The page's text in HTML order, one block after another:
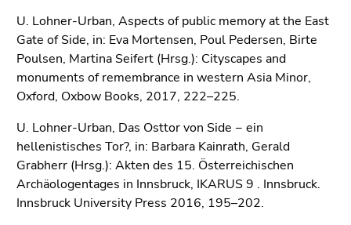
U. Lohner-Urban, Aspects of public memory at the East
Gate of Side, in: Eva Mortensen, Poul Pedersen, Birte
Poulsen, Martina Seifert (Hrsg.): Cityscapes and
monuments of remembrance in western Asia Minor,
Oxford, Oxbow Books, 2017, 222–225.
U. Lohner-Urban, Das Osttor von Side − ein
hellenistisches Tor?, in: Barbara Kainrath, Gerald
Grabherr (Hrsg.): Akten des 15. Österreichischen
Archäologentages in Innsbruck, IKARUS 9 . Innsbruck.
Innsbruck University Press 2016, 195–202.